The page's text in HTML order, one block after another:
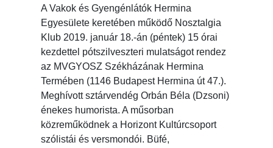
A Vakok és Gyengénlátók Hermina
Egyesülete keretében működő Nosztalgia
Klub 2019. január 18.-án (péntek) 15 órai
kezdettel pótszilveszteri mulatságot rendez
az MVGYOSZ Székházának Hermina
Termében (1146 Budapest Hermina út 47.).
Meghívott sztárvendég Orbán Béla (Dzsoni)
énekes humorista. A műsorban
közreműködnek a Horizont Kultúrcsoport
szólistái és versmondói. Büfé,